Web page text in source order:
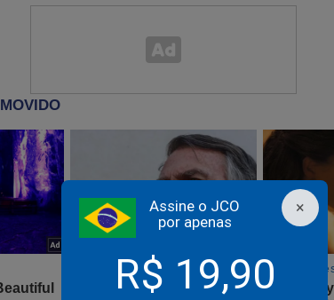
×
Assine o JCO
por apenas
R$ 19,90
diz que os sábios se inclinam para a
estamos aqui para lutar para que
se dissipe, saia da nossa nação”,
ultrapassaram todos os limites do desrespeito, mas
que se abate sobre eles.